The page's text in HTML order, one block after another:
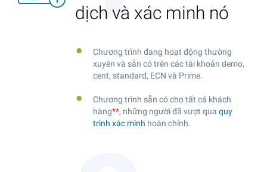
dịch và xác minh nó
Chương trình đang hoạt động thường
xuyên và sẵn có trên các tài khoản demo,
cent, standard, ECN và Prime.
Chương trình sẵn có cho tất cả khách
hàng**, những người đã vượt qua quy
trình xác minh hoàn chỉnh.